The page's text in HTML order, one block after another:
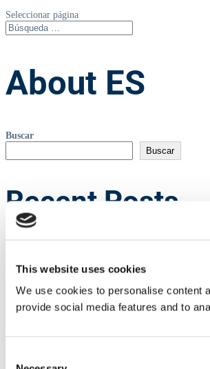
This website uses cookies
We use cookies to personalise content
provide social media features and to
Seleccionar página
About ES
Buscar
Buscar
Recent Posts
contenedor embarcado
Call to Action for Shipping Decarbonisation
El pasado 28 de Enero, en la revista Mundo
a Transmares como línea feeder de la